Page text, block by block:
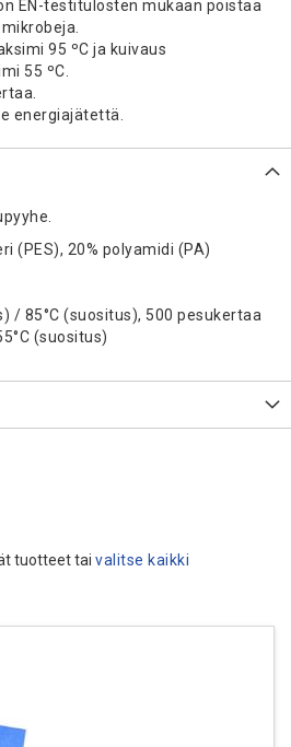
EN-testitulosten mukaan poistaa
95 ºC ja kuivaus
55 ºC.
energiajätettä.
(PES), 20% polyamidi (PA)
/ 85°C (suositus), 500 pesukertaa
°C (suositus)
tuotteet tai valitse kaikki